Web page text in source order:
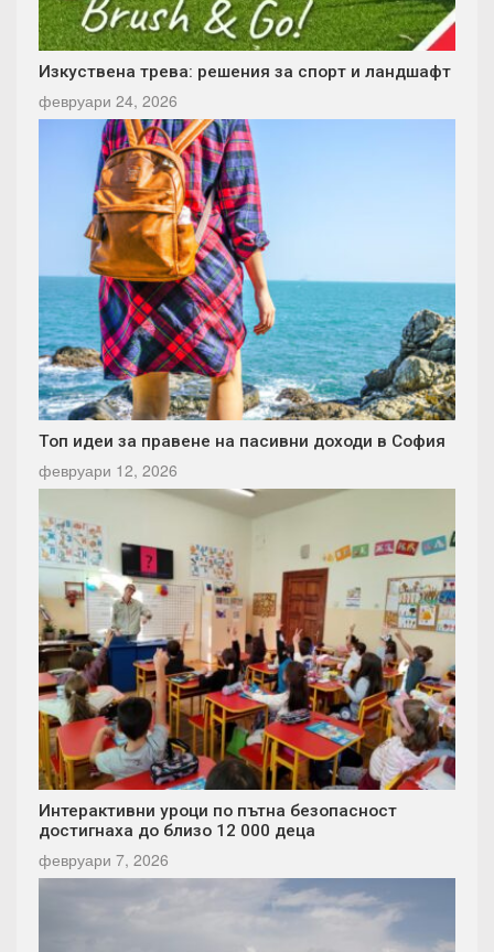
Изкуствена трева: решения за спорт и ландшафт
февруари 24, 2026
Топ идеи за правене на пасивни доходи в София
февруари 12, 2026
Интерактивни уроци по пътна безопасност
достигнаха до близо 12 000 деца
февруари 7, 2026